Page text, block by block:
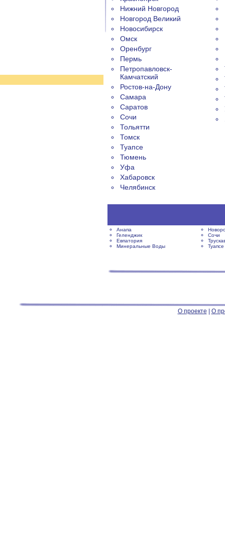
Нижний Новгород
Новгород Великий
Новосибирск
Омск
Оренбург
Пермь
Петропавловск-
Камчатский
Ростов-на-Дону
Самара
Саратов
Сочи
Тольятти
Томск
Туапсе
Тюмень
Уфа
Хабаровск
Челябинск
Анапа
Геленджик
Евпатория
Минеральные Воды
Сочи
Туапсе
О проекте О